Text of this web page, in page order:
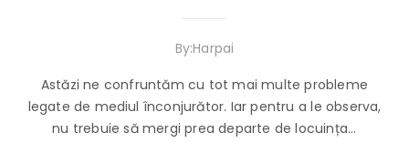
By:Harpai
Astăzi ne confruntăm cu tot mai multe probleme
legate de mediul înconjurător. Iar pentru a le observa,
nu trebuie să mergi prea departe de locuința...